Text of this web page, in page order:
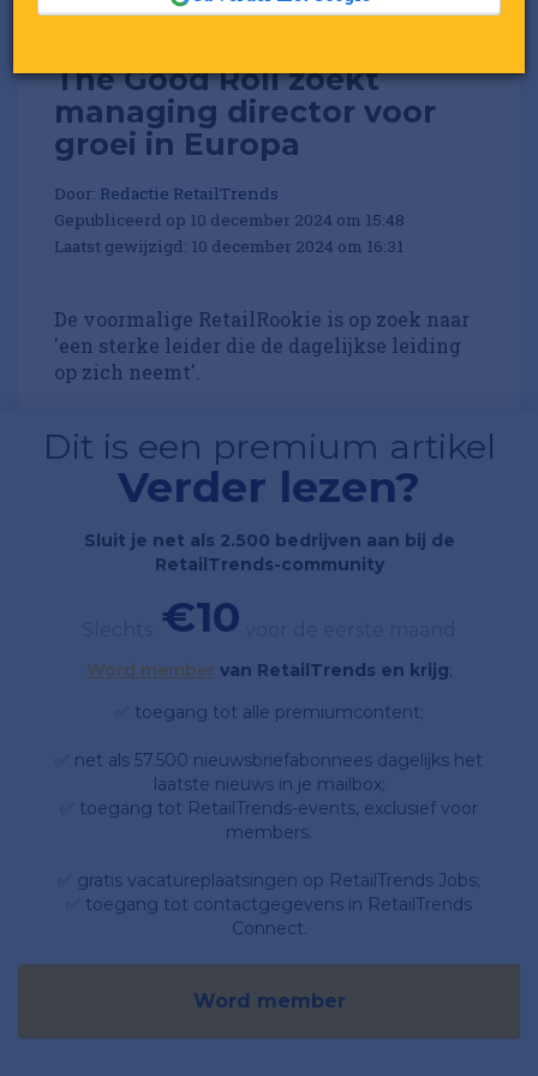
The Good Roll zoekt
managing director voor
groei in Europa
Door: Redactie RetailTrends
Gepubliceerd op 10 december 2024 om 15:48
Laatst gewijzigd: 10 december 2024 om 16:31
De voormalige RetailRookie is op zoek naar
'een sterke leider die de dagelijkse leiding
op zich neemt'.
Dit is een premium artikel
Verder lezen?
Sluit je net als 2.500 bedrijven aan bij de
RetailTrends-community
€10
Word member van RetailTrends en krijg;
✅ toegang tot alle premiumcontent;
✅ net als 57.500 nieuwsbriefabonnees dagelijks het
laatste nieuws in je mailbox;
✅ toegang tot RetailTrends-events, exclusief voor
members.
✅ gratis vacatureplaatsingen op RetailTrends Jobs;
✅ toegang tot contactgegevens in RetailTrends
Connect.
Word member